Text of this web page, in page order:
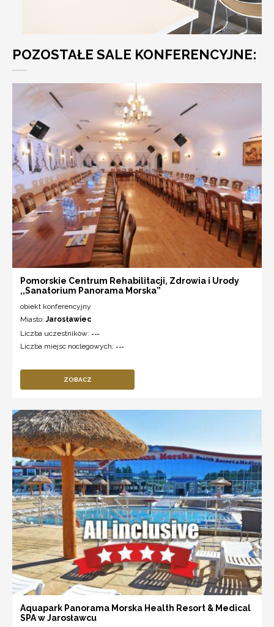
POZOSTAŁE SALE KONFERENCYJNE:
Pomorskie Centrum Rehabilitacji, Zdrowia i Urody
,,Sanatorium Panorama Morska”
obiekt konferencyjny
Miasto:Jarosławiec
Liczba uczestników: ---
Liczba miejsc noclegowych: ---
ZOBACZ
Aquapark Panorama Morska Health Resort & Medical
SPA w Jarosławcu